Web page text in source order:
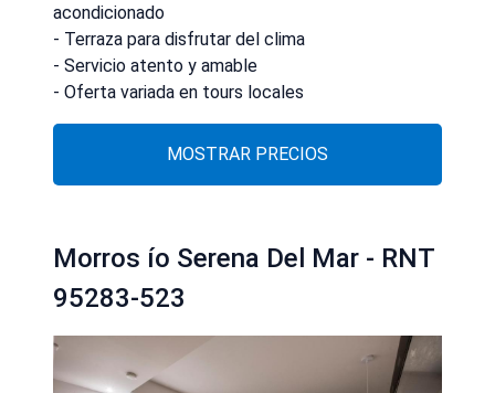
acondicionado
- Terraza para disfrutar del clima
- Servicio atento y amable
- Oferta variada en tours locales
MOSTRAR PRECIOS
Morros ío Serena Del Mar - RNT
95283-523